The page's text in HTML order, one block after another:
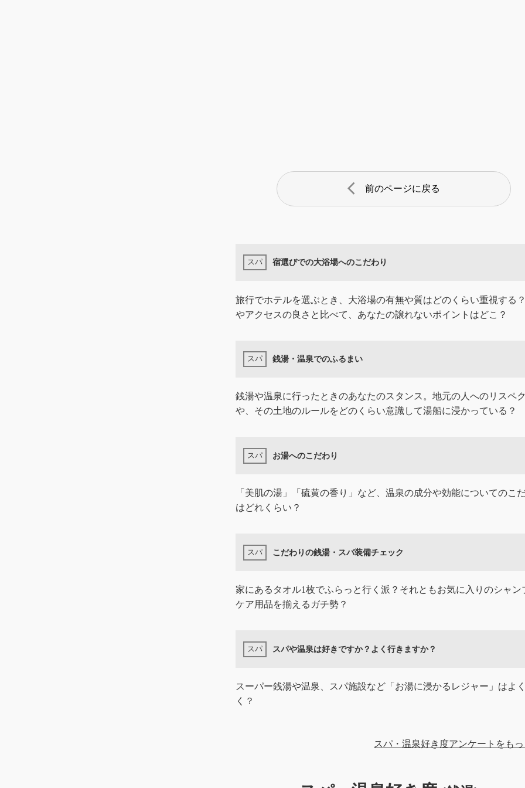
arrow_back_ios 前のページに戻る
宿選びでの大浴場へのこだわり
旅行でホテルを選ぶとき、大浴場の有無や質はどのくらい重視する
やアクセスの良さと比べて、あなたの譲れないポイントはどこ？
銭湯・温泉でのふるまい
銭湯や温泉に行ったときのあなたのスタンス。地元の人へのリスペ
や、その土地のルールをどのくらい意識して湯船に浸かっている？
お湯へのこだわり
「美肌の湯」「硫黄の香り」など、温泉の成分や効能についてのこ
はどれくらい？
こだわりの銭湯・スバ装備チェック
家にあるタオル1枚でふらっと行く派？それともお気に入りのシャン
ケア用品を揃えるガチ勢？
スパや温泉は好きですか？よく行きますか？
スーパー銭湯や温泉、スパ施設など「お湯に浸かるレジャー」はよ
く？
スパ・温泉好き度アンケートをも